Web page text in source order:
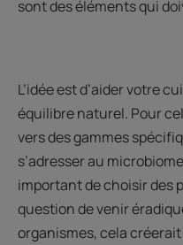
sont des éléments qui
L’idée est d’aider votre
équilibre naturel. Pour
vers des gammes
s’adresser au
important de choisir des
question de venir
organismes, cela